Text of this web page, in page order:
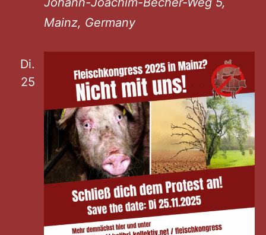
Mainz, Germany
Di.
25